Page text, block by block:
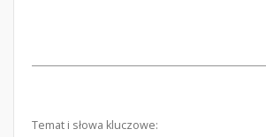
Temat i słowa kluczowe: